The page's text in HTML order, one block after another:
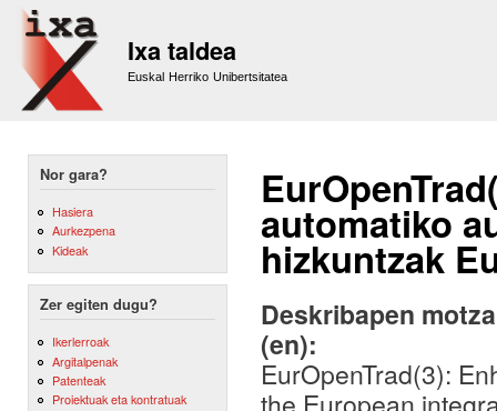
Ixa taldea
Euskal Herriko Unibertsitatea
Nor gara?
Hasiera
Aurkezpena
Kideak
Zer egiten dugu?
Ikerlerroak
Argitalpenak
Patenteak
Proiektuak eta kontratuak
automatiko
hizkuntzak
Deskribapen
(en):
EurOpenTrad(3):